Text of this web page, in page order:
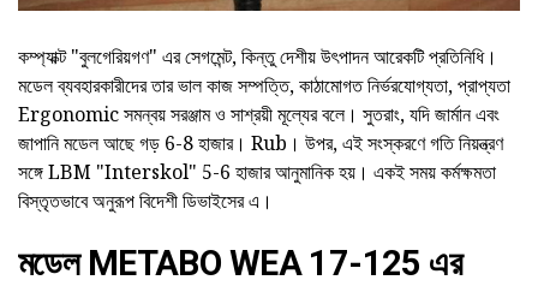
কম্প্যাক্ট "বুলগেরিয়গণ" এর সেগমেন্ট, কিন্তু দেশীয় উৎপাদন আরেকটি প্রতিনিধি।
মডেল ব্যবহারকারীদের তার ভাল কাজ সম্পত্তি, কাঠামোগত নির্ভরযোগ্যতা, প্রাপ্যতা
Ergonomic সমন্বয় সরঞ্জাম ও সাশ্রয়ী মূল্যের বলে। সুতরাং, যদি জার্মান এবং
জাপানি মডেল আছে গড় 6-8 হাজার। Rub। উপর, এই সংস্করণে গতি নিয়ন্ত্রণ
সঙ্গে LBM "Interskol" 5-6 হাজার আনুমানিক হয়। একই সময় কর্মক্ষমতা
বিস্তৃতভাবে অনুরূপ বিদেশী ডিভাইসের এ।
মডেল METABO WEA 17-125 এর